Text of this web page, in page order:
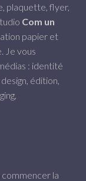
plaquette, flyer,
Com un
papier et
Je vous
: identité
édition,
commencer la